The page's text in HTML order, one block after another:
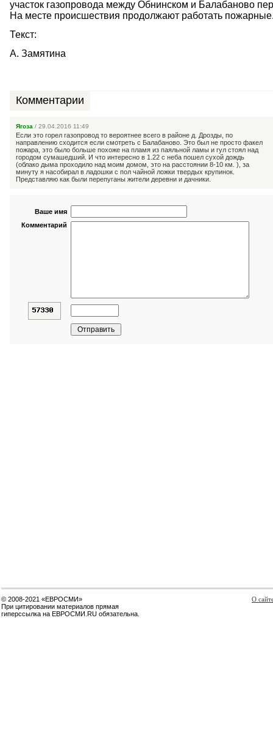
участок газопровода между Обнинском и Балабаново
На месте происшествия продолжают работать
Текст:
А. Замятина
Комментарии
Ягоза/ 29.04.2016 11:49
Если это горел газопровод то вероятнее всего в районе д. Дрозды, по
направлению сходится если смотреть с Балабаново. Это был не просто факел
пожара, это было больше похоже на пламя из паяльной ламы и гул стоял над
городом сумашедший. И что интересно в 1.22 с неба пошел сухой дождь
(облако дыма проходило над моим домом, это на расстоянии 8-10 км. ), за
минуту я насобирал в ладошки с пол чайной ложки твердых крупинок.
Представляю как были перепуганы жители деревни и дачники.
Ваше имя
Комментарий
© 2008-2021 «ЕВРОСМИ»
При цитировании материалов прямая
гиперссылка на ЕВРОСМИ.RU обязательна.
О